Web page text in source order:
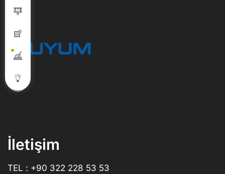
İletişim
TEL : +90 322 228 53 53